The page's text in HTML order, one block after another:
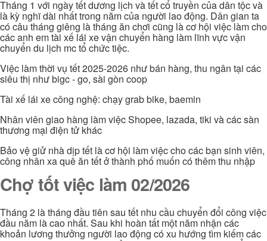
Tháng 1 với ngày tết dương lịch và tết cổ truyền của dân tộc và
là kỳ nghĩ dài nhất trong năm của người lao động. Dân gian ta
có câu tháng giêng là tháng ăn chơi cũng là cơ hội việc làm cho
các anh em tài xế lái xe vận chuyển hàng làm lĩnh vực vận
chuyển du lịch mc tổ chức tiệc.
Việc làm thời vụ tết 2025-2026 như bán hàng, thu ngân tại các
siêu thị như bigc - go, sài gòn coop
Tài xế lái xe công nghệ: chạy grab bike, baemin
Nhân viên giao hàng làm việc Shopee, lazada, tiki và các sàn
thương mại điện tử khác
Bảo vệ giử nhà dịp tết là cơ hội làm việc cho các bạn sinh viên,
công nhân xa quê ăn tết ở thành phố muốn có thêm thu nhập
Chợ tốt việc làm 02/2026
Tháng 2 là tháng đầu tiên sau tết nhu cầu chuyển đổi công việc
đầu năm là cao nhất. Sau khi hoàn tất một năm nhận các
khoản lương thưởng người lao động có xu hướng tìm kiếm các